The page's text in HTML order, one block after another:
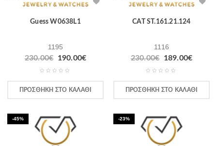
Guess W0638L1
1195
230.00€ 190.00€
ΠΡΟΣΘΉΚΗ ΣΤΟ ΚΑΛΆΘΙ
CAT ST.161.21.124
1116
230.00€ 189.00€
ΠΡΟΣΘΉΚΗ ΣΤΟ ΚΑΛΆΘΙ
-45% -23%